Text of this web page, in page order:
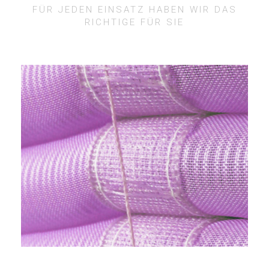
FÜR JEDEN EINSATZ HABEN WIR DAS
RICHTIGE FÜR SIE